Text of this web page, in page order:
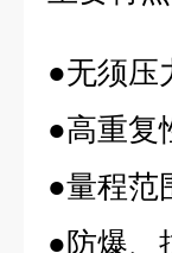
●无须压
●高重复
●量程范
●防爆、